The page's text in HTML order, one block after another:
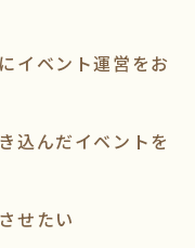
イベント運営をお
込んだイベントを
せたい